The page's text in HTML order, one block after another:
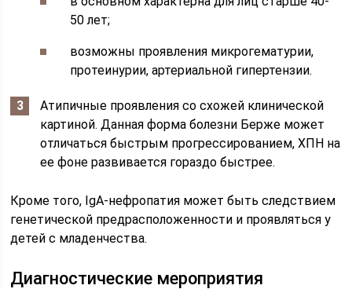
50 лет;
возможны проявления микрогематурии,
протеинурии, артериальной гипертензии.
Атипичные проявления со схожей клинической
картиной. Данная форма болезни Берже может
отличаться быстрым прогрессированием, ХПН на
ее фоне развивается гораздо быстрее.
Кроме того, IgA-нефропатия может быть следствием
генетической предрасположенности и проявляться у
детей с младенчества.
Диагностические мероприятия